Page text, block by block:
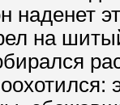
наденет
на